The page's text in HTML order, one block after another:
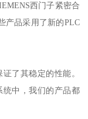
西门子紧密合
产品采用了新的PLC
了其稳定的性能。
统中，我们的产品都